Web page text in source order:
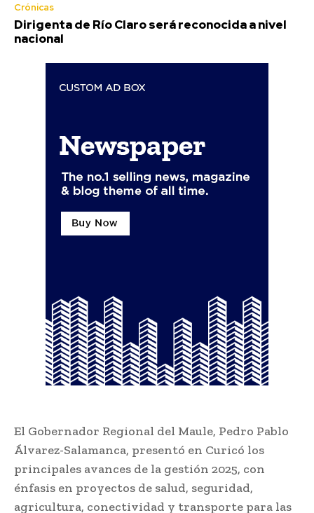
Crónicas
Dirigenta de Río Claro será reconocida a nivel
nacional
El Gobernador Regional del Maule, Pedro Pablo
Álvarez-Salamanca, presentó en Curicó los
principales avances de la gestión 2025, con
énfasis en proyectos de salud, seguridad,
agricultura, conectividad y transporte para las